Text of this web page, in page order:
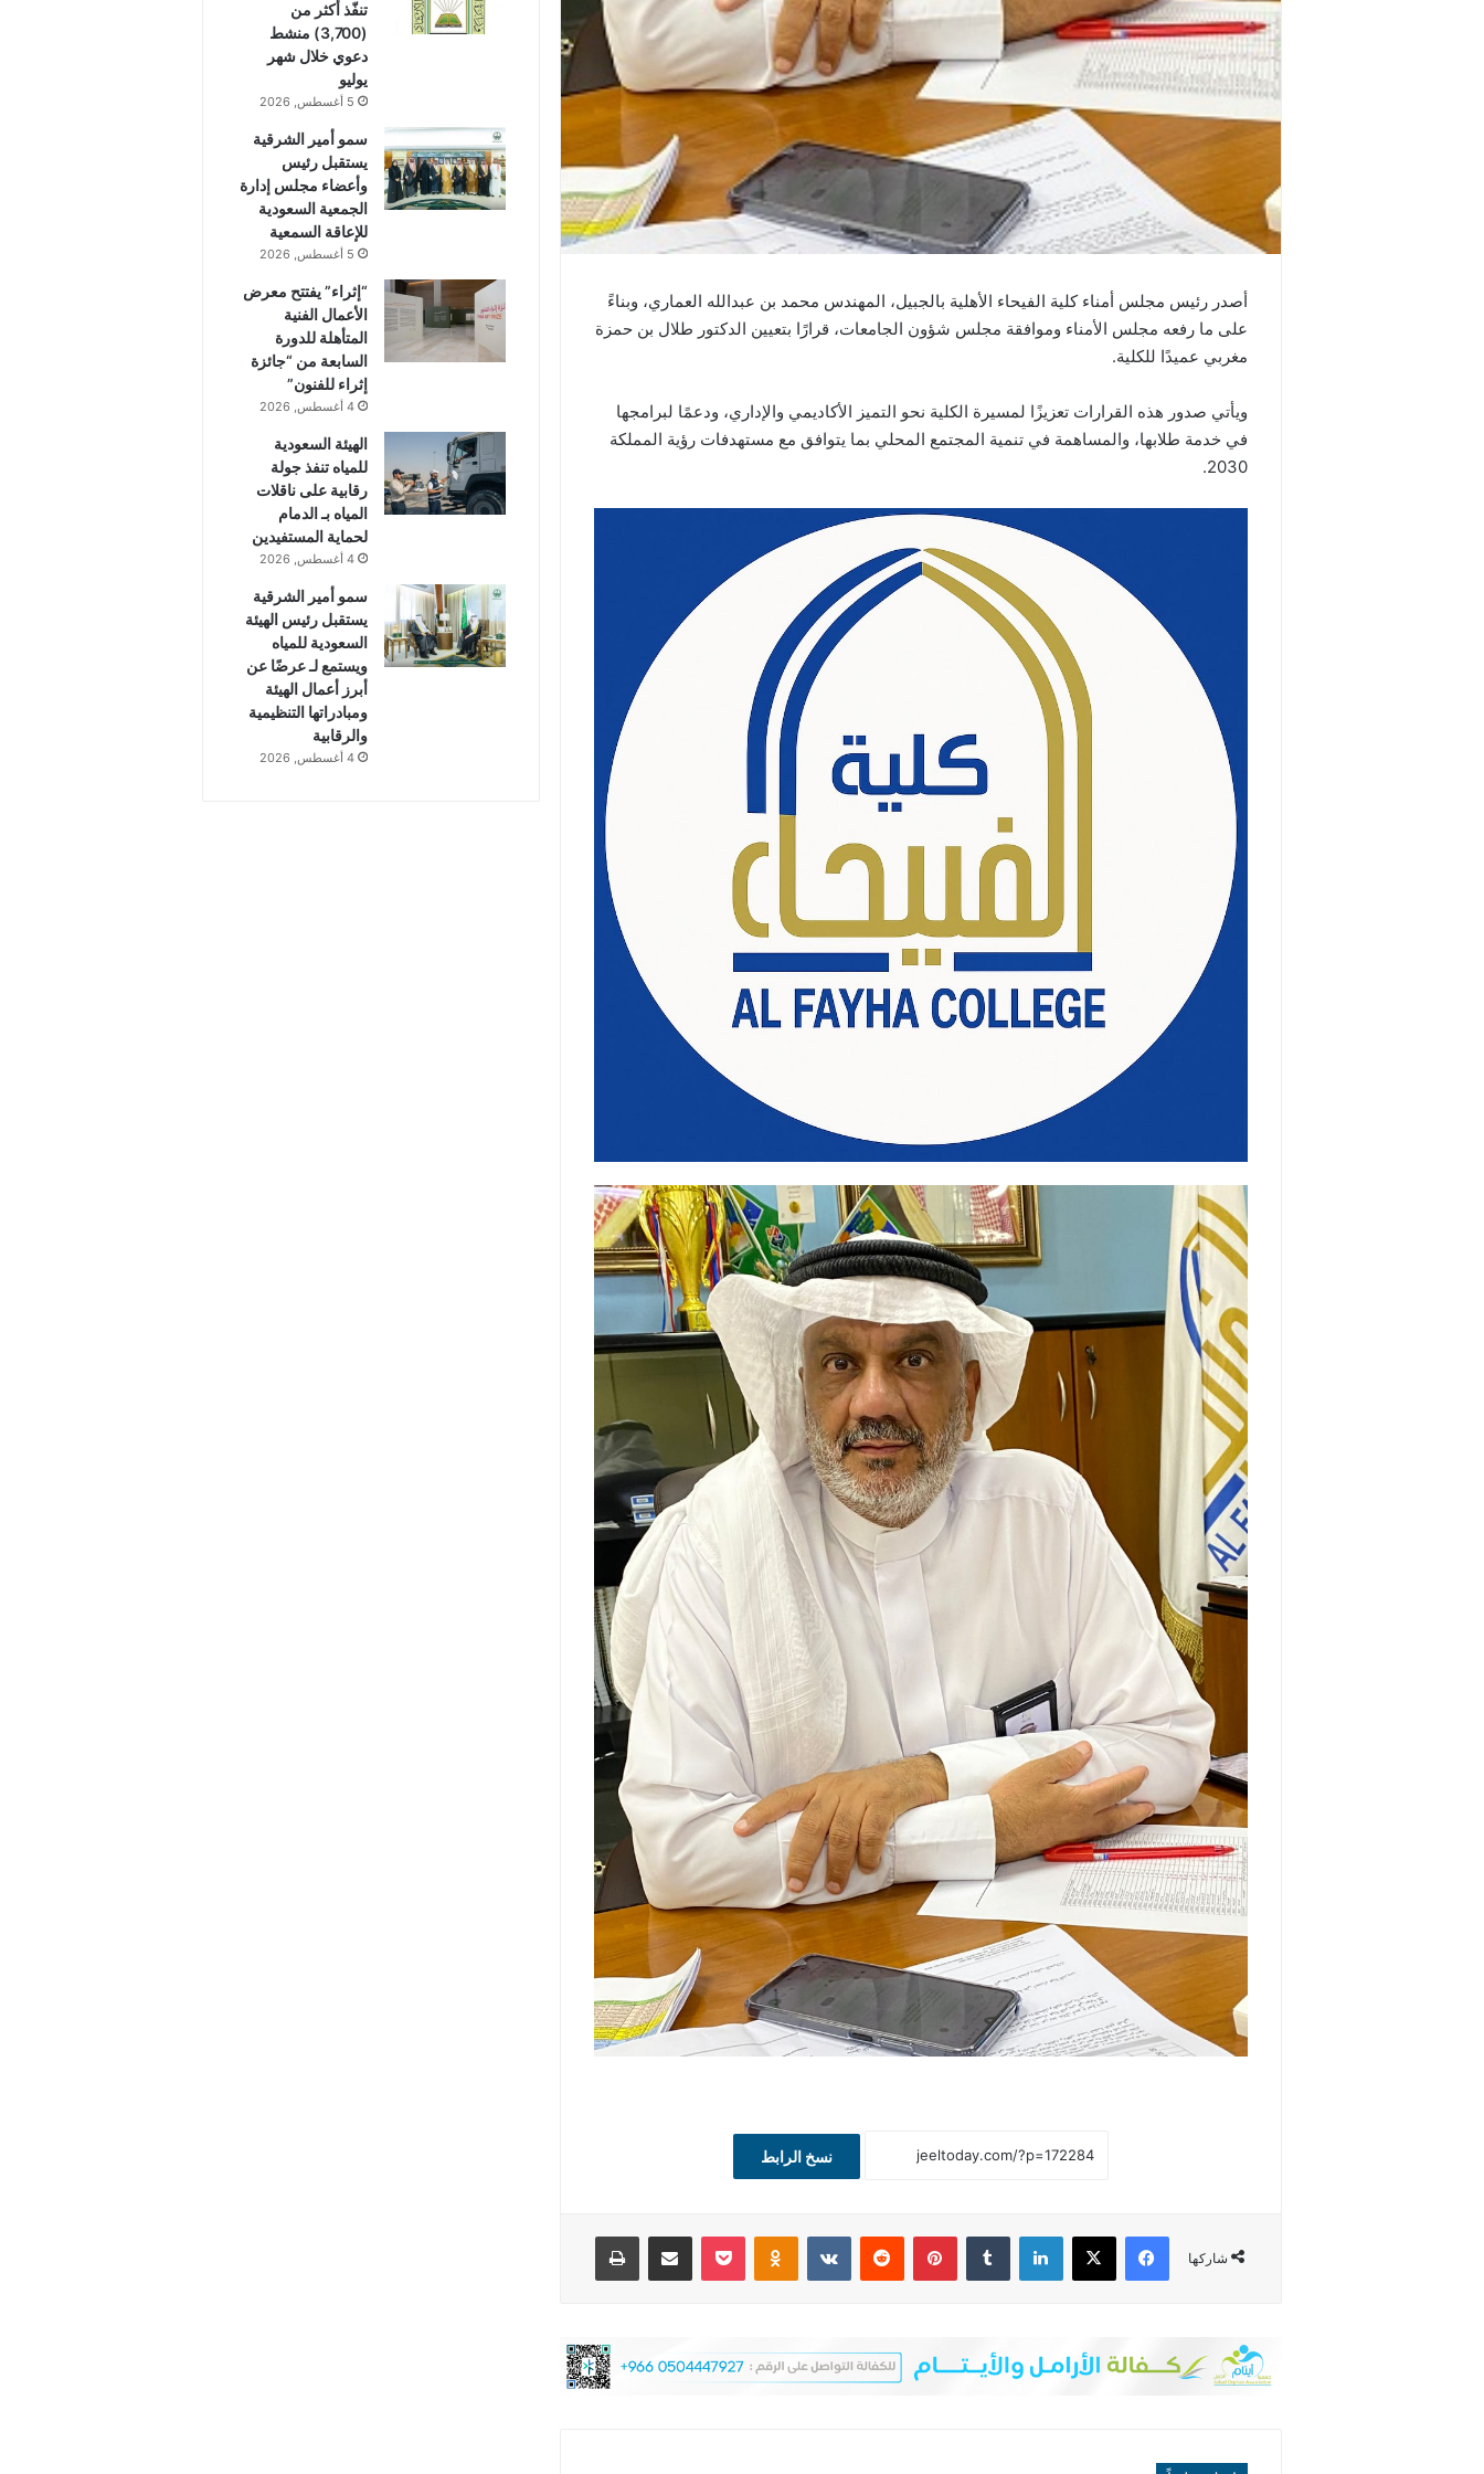
أصدر رئيس مجلس أمناء كلية الفيحاء الأهلية بالجبيل، المهندس محمد بن عبدالله العماري، وبناءً
على ما رفعه مجلس الأمناء وموافقة مجلس شؤون الجامعات، قرارًا بتعيين الدكتور طلال بن حمزة
مغربي عميدًا للكلية.
ويأتي صدور هذه القرارات تعزيزًا لمسيرة الكلية نحو التميز الأكاديمي والإداري، ودعمًا لبرامجها
في خدمة طلابها، والمساهمة في تنمية المجتمع المحلي بما يتوافق مع مستهدفات رؤية المملكة
2030.
نسخ الرابط
شاركها
فيسبوك ‫X لينكدإن بينتيريست ‏VKontakte
تنفّذ أكثر من
(3,700) منشط
دعوي خلال شهر
يوليو
5 أغسطس, 2026
سمو أمير الشرقية
يستقبل رئيس
وأعضاء مجلس إدارة
الجمعية السعودية
للإعاقة السمعية
5 أغسطس, 2026
“إثراء” يفتتح معرض
الأعمال الفنية
المتأهلة للدورة
السابعة من “جائزة
إثراء للفنون”
4 أغسطس, 2026
الهيئة السعودية
للمياه تنفذ جولة
رقابية على ناقلات
المياه بـ الدمام
لحماية المستفيدين
4 أغسطس, 2026
سمو أمير الشرقية
يستقبل رئيس الهيئة
السعودية للمياه
ويستمع لـ عرضًا عن
أبرز أعمال الهيئة
ومبادراتها التنظيمية
والرقابية
4 أغسطس, 2026